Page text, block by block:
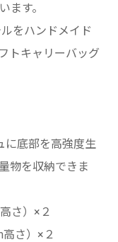
ます。
をハンドメイド
トキャリーバッグ
に底部を高強度生
物を収納できま
さ）×２
さ）×２